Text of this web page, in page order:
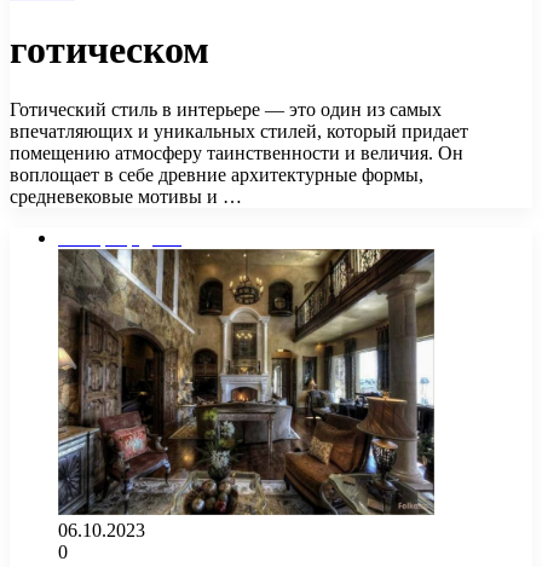
готическом
Готический стиль в интерьере — это один из самых
впечатляющих и уникальных стилей, который придает
помещению атмосферу таинственности и величия. Он
воплощает в себе древние архитектурные формы,
средневековые мотивы и …
06.10.2023
0